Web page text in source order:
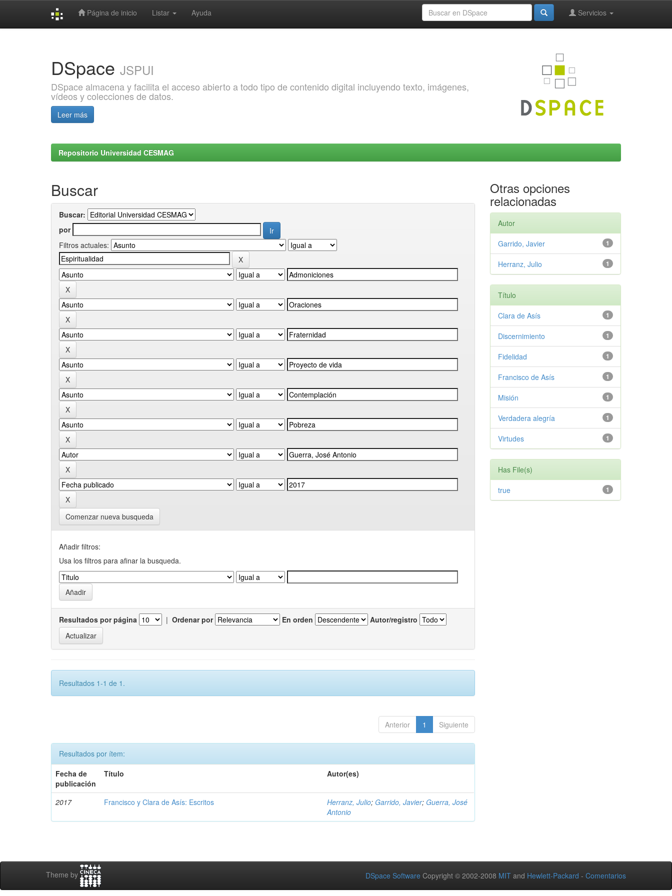
Página de inicio Listar Ayuda Servicios
DSpace JSPUI
DSpace almacena y facilita el acceso abierto a todo tipo de contenido digital incluyendo texto, imágenes,
vídeos y colecciones de datos.
Leer más
Repositorio Universidad CESMAG
Buscar
Buscar:
por
Filtros actuales:
Comenzar nueva busqueda
Añadir filtros:
Usa los filtros para afinar la busqueda.
Resultados por página | Ordenar por En orden Autor/registro
Resultados 1-1 de 1.
Anterior 1 Siguiente
Resultados por ítem:
Fecha de
publicación
Título Autor(es)
2017 Francisco y Clara de Asís: Escritos Herranz, Julio; Garrido, Javier; Guerra, José
Antonio
Otras opciones
relacionadas
Autor
1
Garrido, Javier
1
Herranz, Julio
Título
1
Clara de Asís
1
Discernimiento
1
Fidelidad
1
Francisco de Asís
1
Misión
1
Verdadera alegría
1
Virtudes
Has File(s)
1
true
Theme by DSpace Software Copyright © 2002-2008 MIT and Hewlett-Packard - Comentarios